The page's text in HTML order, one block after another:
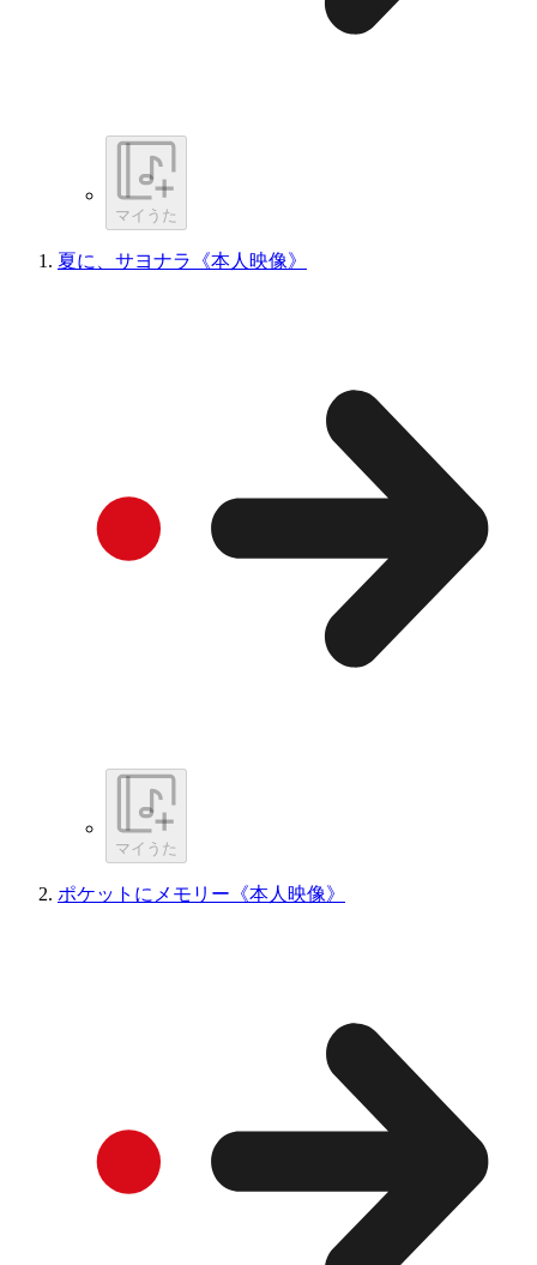
マイうた
夏に、サヨナラ《本人映像》
マイうた
ポケットにメモリー《本人映像》